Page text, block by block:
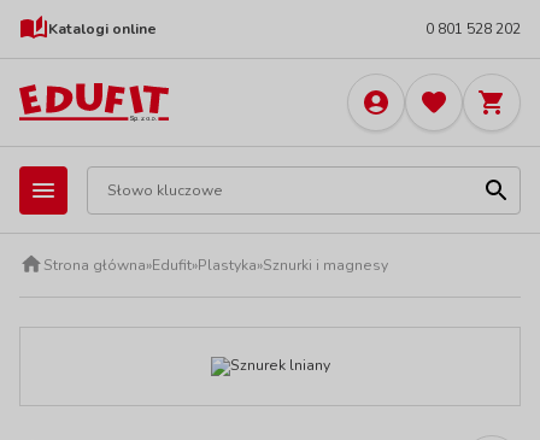
Katalogi online 0 801 528 202
Strona główna»Edufit»Plastyka»Sznurki i magnesy